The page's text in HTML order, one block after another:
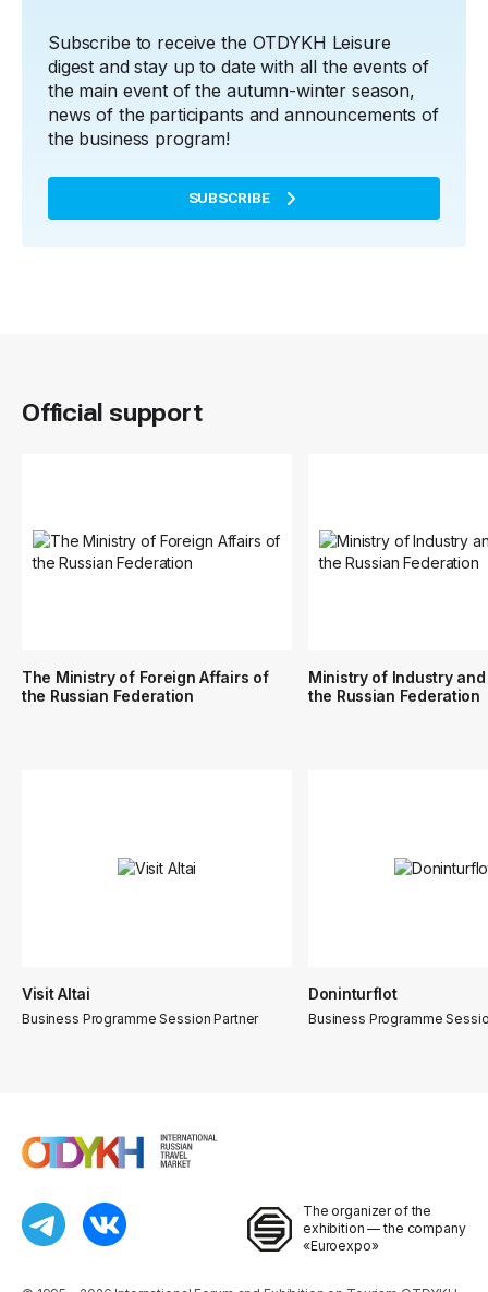
Subscribe to receive the OTDYKH Leisure
digest and stay up to date with all the events of
the main event of the autumn-winter season,
news of the participants and announcements of
the business program!
SUBSCRIBE
Official support
The Ministry of Foreign Affairs of
the Russian Federation
Ministry of Industry
the Russian Federation
Visit Altai
Business Programme Session Partner
Doninturflot
Business Programme
The organizer of the
exhibition — the company
«Euroexpo»